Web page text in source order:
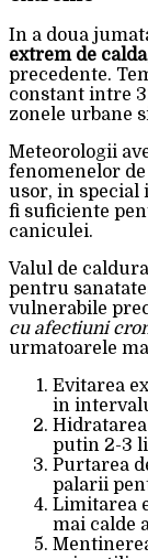
In a doua
extrem de calda
precedente.
constant intre
zonele urbane
Meteorologii
fenomenelor
usor, in special
fi suficiente
caniculei.
Valul de
pentru
vulnerabile
cu afectiuni
urmatoarele
Evitarea
in
putin 2-3
Purtarea
palarii
Limitarea
mai calde